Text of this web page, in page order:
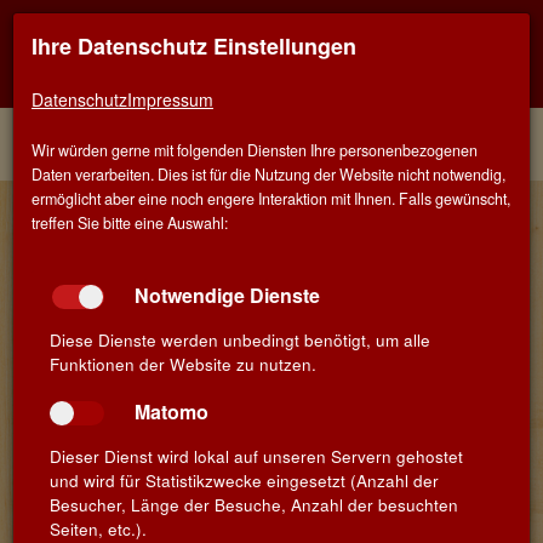
Home Winzer
Familie Panis - Château du Vieux
Château du Vieux Parc liegt in Conilhac-Corbières, einer kleinen
In dem prestigeträchtigen Terroir von Lézignan gedeihen hier
feine Weine von großer Reputation. Das Weingut ist seit sechs
uns eine lange Freundschaft. Bereits seit vielen Jahren haben
begeistern eine große Fangemeinde.
In der Zwischenzeit hat sein Sohn Guillaume die Verantwortung
für das Familienweingut übernommen und das Resultat kann sich
Ihre Datenschutz Einstellungen
DatenschutzImpressum
Wir würden gerne mit folgenden Diensten Ihre personenbezogenen
Daten verarbeiten. Dies ist für die Nutzung der Website nicht notwendig,
ermöglicht aber eine noch engere Interaktion mit Ihnen. Falls gewünscht,
treffen Sie bitte eine Auswahl:
Notwendige Dienste
Diese Dienste werden unbedingt benötigt, um alle
Funktionen der Website zu nutzen.
Matomo
Dieser Dienst wird lokal auf unseren Servern gehostet
und wird für Statistikzwecke eingesetzt (Anzahl der
Besucher, Länge der Besuche, Anzahl der besuchten
Seiten, etc.).